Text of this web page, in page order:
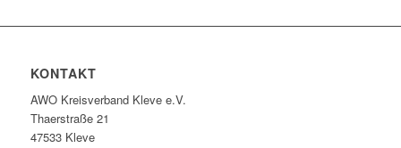
KONTAKT
AWO Kreisverband Kleve e.V.
Thaerstraße 21
47533 Kleve